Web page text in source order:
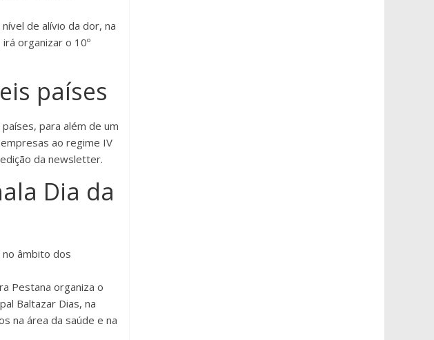
de alívio da dor, na
organizar o 10º
países
para além de um
ao regime IV
da newsletter.
Dia da
âmbito dos
Pestana organiza o
Baltazar Dias, na
na área da saúde e na